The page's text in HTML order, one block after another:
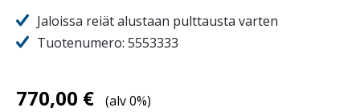
Jaloissa reiät alustaan pulttausta varten
Tuotenumero: 5553333
770,00 € (alv 0%)